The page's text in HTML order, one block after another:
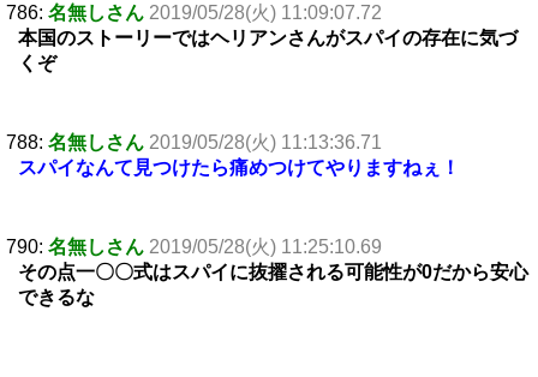
786: 名無しさん 2019/05/28(火) 11:09:07.72
本国のストーリーではヘリアンさんがスパイの存在に気づ
くぞ
788: 名無しさん 2019/05/28(火) 11:13:36.71
スパイなんて見つけたら痛めつけてやりますねぇ！
790: 名無しさん 2019/05/28(火) 11:25:10.69
その点一〇〇式はスパイに抜擢される可能性が0だから安心
できるな